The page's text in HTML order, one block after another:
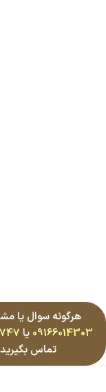
هرگونه سوال یا
09166014303 یا
تماس